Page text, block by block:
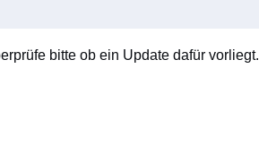
bitte ob ein Update dafür vorliegt.